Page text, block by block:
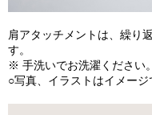
肩アタッチメントは、繰り
す。
※ 手洗いでお洗濯ください
○写真、イラストはイメージ